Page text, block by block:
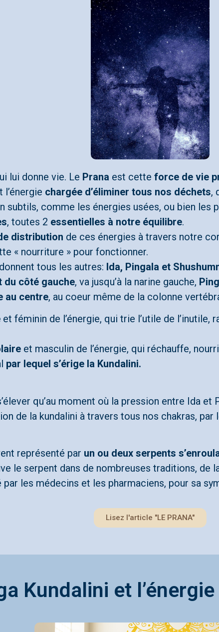
lui donne vie. Le Prana est cette force de vie
l’énergie chargée d’éliminer tous nos déchets,
subtils, comme les énergies usées, ou bien
, toutes 2 essentielles à notre équilibre.
distribution de ces énergies à travers notre
« nourriture » pour fonctionner.
tous les autres: Ida, Pingala et
du côté gauche, va jusqu’à la narine gauche,
au centre, au coeur même de la colonne
et féminin de l’énergie, qui trie l’utile de
et masculin de l’énergie, qui réchauffe,
par lequel s’érige la Kundalini.
qu’au moment où la pression entre Ida et
de la kundalini à travers tous nos chakras, par
représenté par un ou deux serpents
le serpent dans de nombreuses traditions, de
les médecins et les pharmaciens, pour sa
Lisez l'article "LE PRANA"
Kundalini et